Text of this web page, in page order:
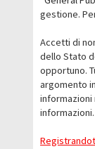
gestione.
Accetti di
dello Stato
opportuno.
argomento
informazioni
informazioni.